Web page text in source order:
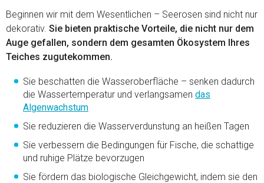
Beginnen wir mit dem Wesentlichen – Seerosen sind nicht nur
dekorativ. Sie bieten praktische Vorteile, die nicht nur dem
Auge gefallen, sondern dem gesamten Ökosystem Ihres
Teiches zugutekommen.
Sie beschatten die Wasseroberfläche – senken dadurch
die Wassertemperatur und verlangsamen das
Algenwachstum
Sie reduzieren die Wasserverdunstung an heißen Tagen
Sie verbessern die Bedingungen für Fische, die schattige
und ruhige Plätze bevorzugen
Sie fördern das biologische Gleichgewicht, indem sie den